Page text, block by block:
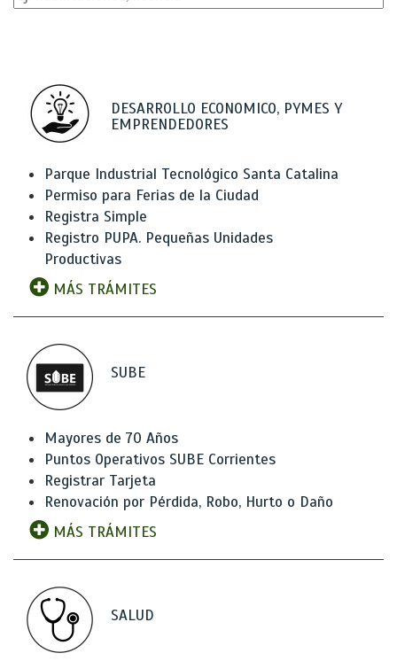
DESARROLLO ECONOMICO, PYMES Y
EMPRENDEDORES
Parque Industrial Tecnológico Santa Catalina
Permiso para Ferias de la Ciudad
Registra Simple
Registro PUPA. Pequeñas Unidades
Productivas
MÁS TRÁMITES
SUBE
Mayores de 70 Años
Puntos Operativos SUBE Corrientes
Registrar Tarjeta
Renovación por Pérdida, Robo, Hurto o Daño
MÁS TRÁMITES
SALUD